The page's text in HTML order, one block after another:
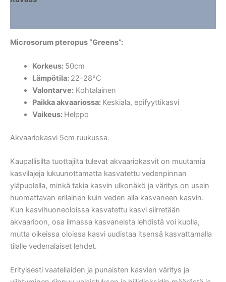
Microsorum pteropus “Greens”:
Korkeus: 50cm
Lämpötila: 22-28°C
Valontarve:Kohtalainen
Paikka akvaariossa: Keskiala, epifyyttikasvi
Vaikeus: Helppo
Akvaariokasvi 5cm ruukussa.
Kaupallisilta tuottajilta tulevat akvaariokasvit on muutamia
kasvilajeja lukuunottamatta kasvatettu vedenpinnan
yläpuolella, minkä takia kasvin ulkonäkö ja väritys on usein
huomattavan erilainen kuin veden alla kasvaneen kasvin.
Kun kasvihuoneoloissa kasvatettu kasvi siirretään
akvaarioon, osa ilmassa kasvaneista lehdistä voi kuolla,
mutta oikeissa oloissa kasvi uudistaa itsensä kasvattamalla
tilalle vedenalaiset lehdet.
Erityisesti vaateliaiden ja punaisten kasvien väritys ja